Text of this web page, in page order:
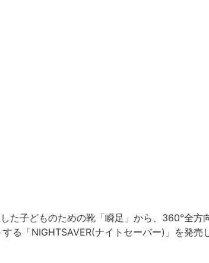
た子どものための靴「瞬足」から、360°全方
る「NIGHTSAVER(ナイトセーバー)」を発売